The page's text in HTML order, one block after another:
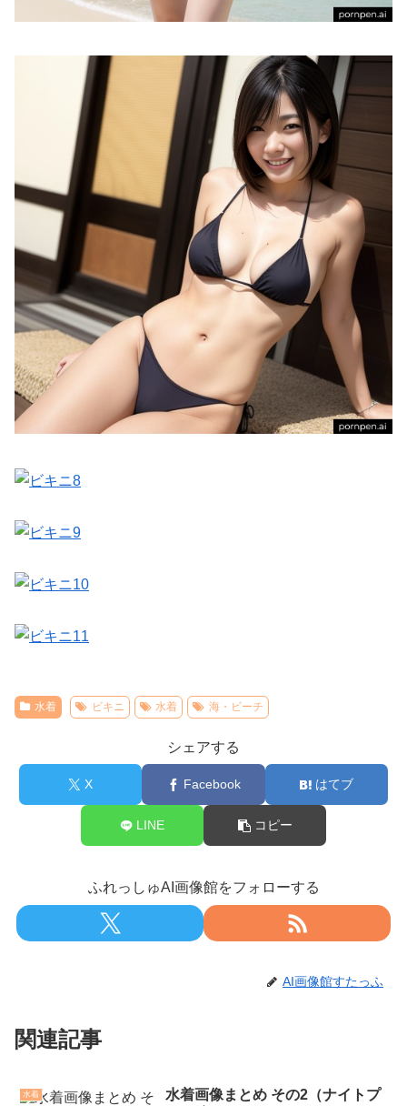
水着 ビキニ 水着 海・ビーチ
シェアする
X Facebook はてブ
LINE コピー
ふれっしゅAI画像館をフォローする
AI画像館すたっふ
関連記事
水着
水着画像まとめ その2（ナイトプ